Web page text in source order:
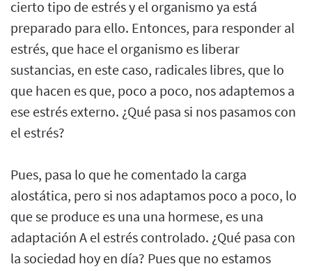
cierto tipo de estrés y el organismo ya está
preparado para ello. Entonces, para responder al
estrés, que hace el organismo es liberar
sustancias, en este caso, radicales libres, que lo
que hacen es que, poco a poco, nos adaptemos a
ese estrés externo. ¿Qué pasa si nos pasamos con
el estrés?
Pues, pasa lo que he comentado la carga
alostática, pero si nos adaptamos poco a poco, lo
que se produce es una una hormese, es una
adaptación A el estrés controlado. ¿Qué pasa con
la sociedad hoy en día? Pues que no estamos